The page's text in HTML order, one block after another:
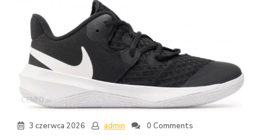
3 czerwca 2026 admin 0 Comments